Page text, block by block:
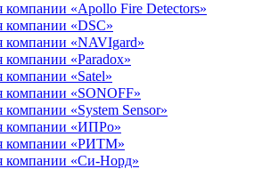
компании «Apollo Fire Detectors»
компании «DSC»
компании «NAVIgard»
«Paradox»
компании «Satel»
компании «SONOFF»
«System Sensor»
компании «ИПРо»
компании «РИТМ»
компании «Си-Норд»